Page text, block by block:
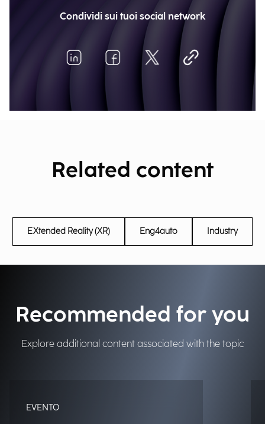
Condividi sui tuoi social network
Related content
EXtended Reality (XR) Eng4auto Industry
Recommended for you
Explore additional content associated with the topic
EVENTO